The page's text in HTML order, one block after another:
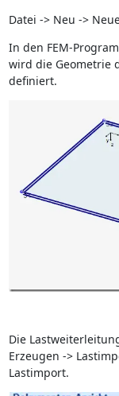
Datei -> Neu ->
In den FEM-
wird die Geometrie
definiert.
Die
Erzeugen ->
Lastimport.